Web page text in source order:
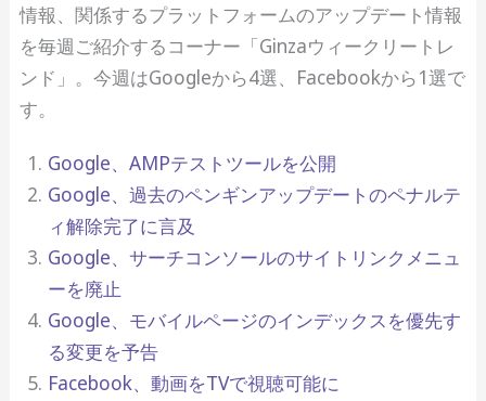
情報、関係するプラットフォームのアップデート情報
を毎週ご紹介するコーナー「Ginzaウィークリートレ
ンド」。今週はGoogleから4選、Facebookから1選で
す。
Google、AMPテストツールを公開
Google、過去のペンギンアップデートのペナルテ
ィ解除完了に言及
Google、サーチコンソールのサイトリンクメニュ
ーを廃止
Google、モバイルページのインデックスを優先す
る変更を予告
Facebook、動画をTVで視聴可能に